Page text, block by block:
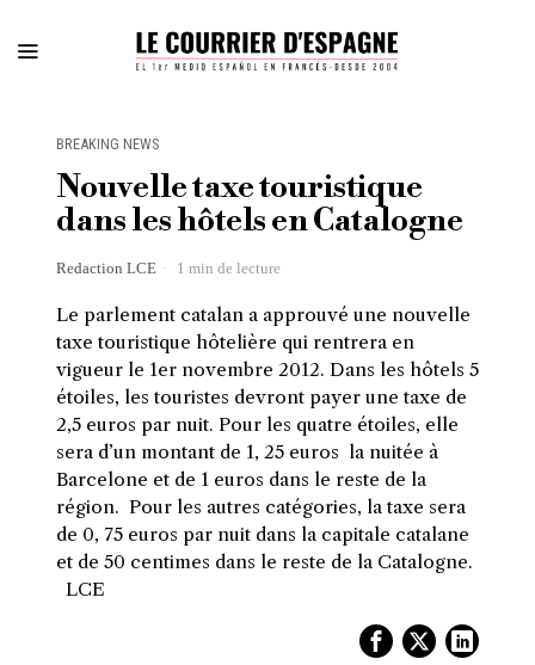
BREAKING NEWS
Nouvelle taxe touristique
dans les hôtels en Catalogne
Redaction LCE 1 min de lecture
Le parlement catalan a approuvé une nouvelle
taxe touristique hôtelière qui rentrera en
vigueur le 1er novembre 2012. Dans les hôtels 5
étoiles, les touristes devront payer une taxe de
2,5 euros par nuit. Pour les quatre étoiles, elle
sera d’un montant de 1, 25 euros la nuitée à
Barcelone et de 1 euros dans le reste de la
région. Pour les autres catégories, la taxe sera
de 0, 75 euros par nuit dans la capitale catalane
et de 50 centimes dans le reste de la Catalogne.
LCE